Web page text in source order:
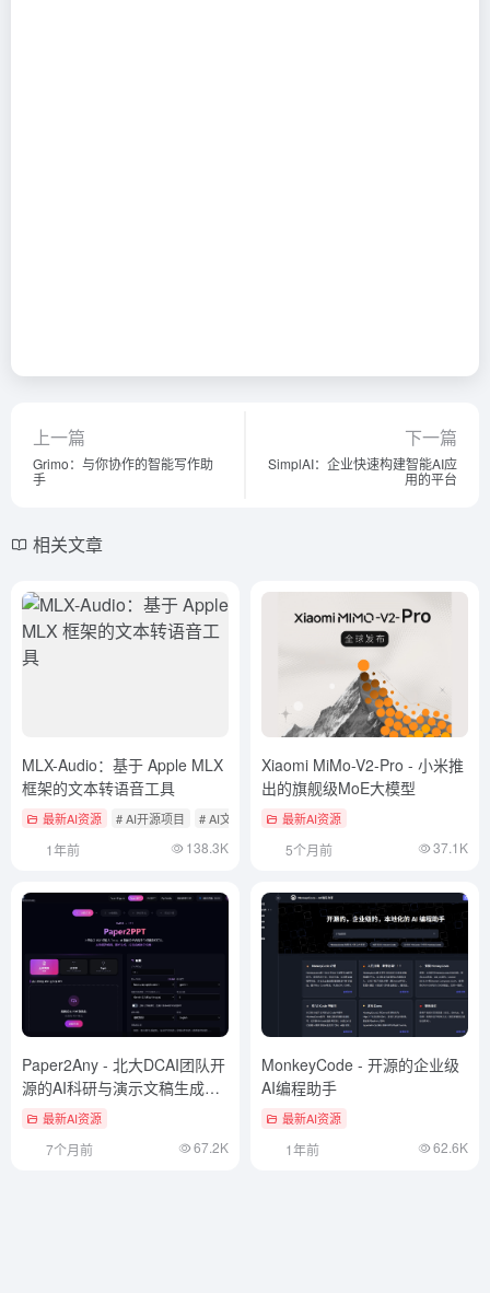
上一篇
Grimo：与你协作的智能写作助
手
下一篇
SimplAI：企业快速构建智能AI应
用的平台
相关文章
MLX-Audio：基于 Apple MLX
框架的文本转语音工具
最新AI资源 # AI开源项目 # AI文本转语音
1年前 138.3K
Xiaomi MiMo-V2-Pro - 小米推
出的旗舰级MoE大模型
最新AI资源
5个月前 37.1K
Paper2Any - 北大DCAI团队开
源的AI科研与演示文稿生成平
台 最新AI资源
7个月前 67.2K
MonkeyCode - 开源的企业级
AI编程助手
最新AI资源
1年前 62.6K